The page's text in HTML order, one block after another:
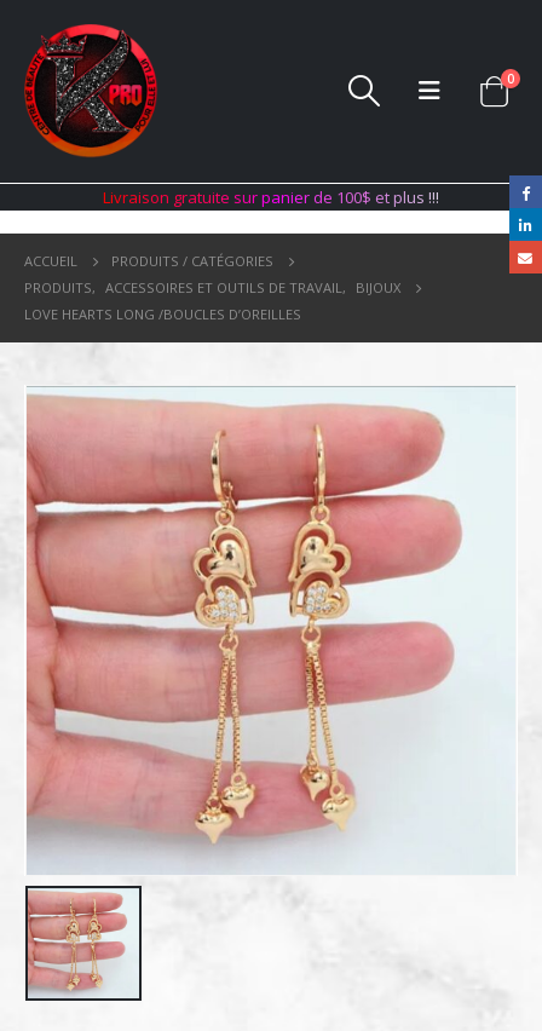
0
Livraison gratuite surpanier de 100$ etplus !!!
ACCUEIL
PRODUITS / CATÉGORIES
PRODUITS, ACCESSOIRES ET OUTILS DE TRAVAIL ,
BIJOUX
LOVE HEARTS LONG /BOUCLES D’OREILLES